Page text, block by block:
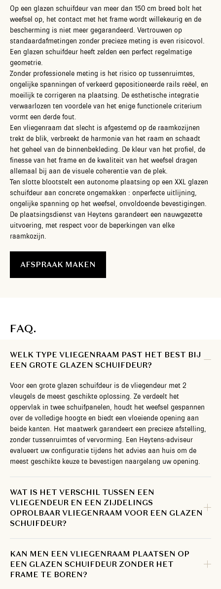
Op een glazen schuifdeur van meer dan 150 cm breed bolt het
weefsel op, het contact met het frame wordt willekeurig en de
bescherming is niet meer gegarandeerd. Vertrouwen op
standaardafmetingen zonder precieze meting is even risicovol.
Een glazen schuifdeur heeft zelden een perfect regelmatige
geometrie.
Zonder professionele meting is het risico op tussenruimtes,
ongelijke spanningen of verkeerd gepositioneerde rails reëel, en
moeilijk te corrigeren na plaatsing. De esthetische integratie
verwaarlozen ten voordele van het enige functionele criterium
vormt een derde fout.
Een vliegenraam dat slecht is afgestemd op de raamkozijnen
trekt de blik, verbreekt de harmonie van het raam en schaadt
het geheel van de binnenbekleding. De kleur van het profiel, de
finesse van het frame en de kwaliteit van het weefsel dragen
allemaal bij aan de visuele coherentie van de plek.
Ten slotte blootstelt een autonome plaatsing op een XXL glazen
schuifdeur aan concrete ongemakken : onperfecte uitlijning,
ongelijke spanning op het weefsel, onvoldoende bevestigingen.
De plaatsingsdienst van Heytens garandeert een nauwgezette
uitvoering, met respect voor de beperkingen van elke
raamkozijn.
AFSPRAAK MAKEN
FAQ.
WELK TYPE VLIEGENRAAM PAST HET BEST BIJ
EEN GROTE GLAZEN SCHUIFDEUR?
Voor een grote glazen schuifdeur is de vliegendeur met 2
vleugels de meest geschikte oplossing. Ze verdeelt het
oppervlak in twee schuifpanelen, houdt het weefsel gespannen
over de volledige hoogte en biedt een vloeiende opening aan
beide kanten. Het maatwerk garandeert een precieze afstelling,
zonder tussenruimtes of vervorming. Een Heytens-adviseur
evalueert uw configuratie tijdens het advies aan huis om de
meest geschikte keuze te bevestigen naargelang uw opening.
WAT IS HET VERSCHIL TUSSEN EEN
VLIEGENDEUR EN EEN ZIJDELINGS
OPROLBAAR VLIEGENRAAM VOOR EEN GLAZEN
SCHUIFDEUR?
KAN MEN EEN VLIEGENRAAM PLAATSEN OP
EEN GLAZEN SCHUIFDEUR ZONDER HET
FRAME TE BOREN?